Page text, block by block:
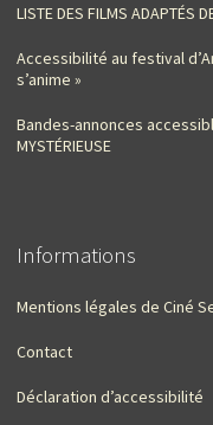
LISTE DES FILMS ADAPTÉS
Accessibilité au festival
s’anime »
Bandes-annonces
MYSTÉRIEUSE
Informations
Mentions légales de Ciné
Contact
Déclaration d’accessibilité